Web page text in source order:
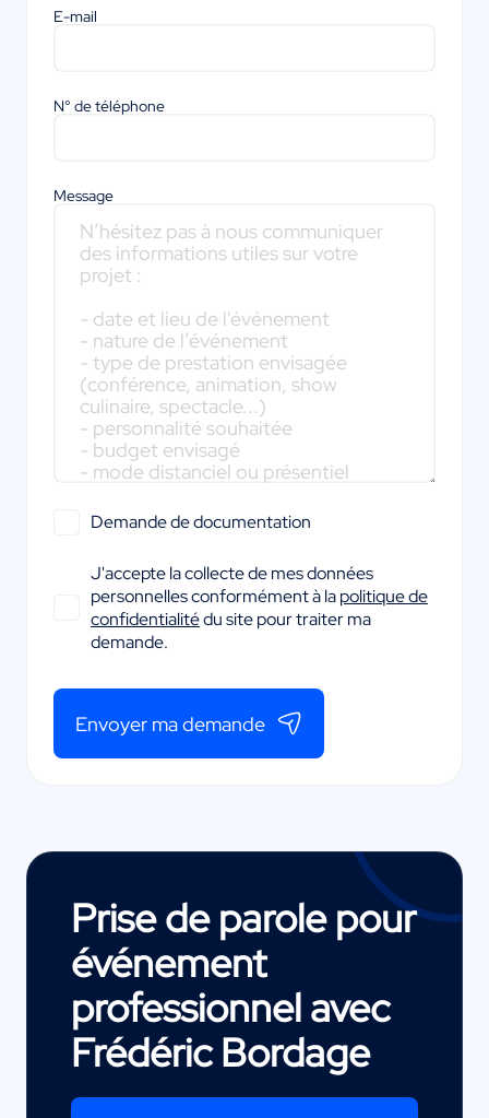
E-mail
N° de téléphone
Message
Demande de documentation
J'accepte la collecte de mes données
personnelles conformément à lapolitique de
confidentialitédu site pour traiter ma
demande.
Envoyer ma demande
Prise de parole pour
événement
professionnel avec
Frédéric Bordage